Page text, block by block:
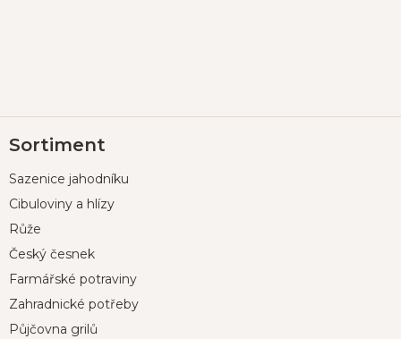
á
a
Sortiment
Sazenice jahodníku
Cibuloviny a hlízy
Růže
Český česnek
Farmářské potraviny
Zahradnické potřeby
Půjčovna grilů